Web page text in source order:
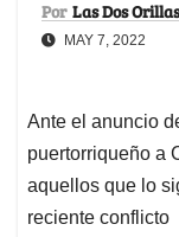
Por Las Dos Orillas
MAY 7, 2022
Ante el anuncio
puertorriqueño a
aquellos que lo
reciente conflicto